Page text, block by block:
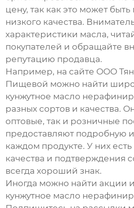
цену, так как это может
низкого качества.
характеристики масла,
покупателей и обращайте
репутацию продавца.
Например, на сайте ООО
Пищевой можно найти
кунжутное масло
разных сортов и качества.
оптовые, так и розничные
предоставляют подробную
каждом продукте. У них
качества и подтверждения
всегда хороший знак.
Иногда можно найти акции
кунжутное масло